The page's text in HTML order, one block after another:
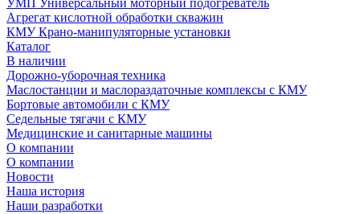
УМП Универсальный моторный подогреватель
Агрегат кислотной обработки скважин
КМУ Крано-манипуляторные установки
Каталог
В наличии
Дорожно-уборочная техника
Маслостанции и маслораздаточные комплексы с КМУ
Бортовые автомобили с КМУ
Седельные тягачи с КМУ
Медицинские и санитарные машины
О компании
О компании
Новости
Наша история
Наши разработки